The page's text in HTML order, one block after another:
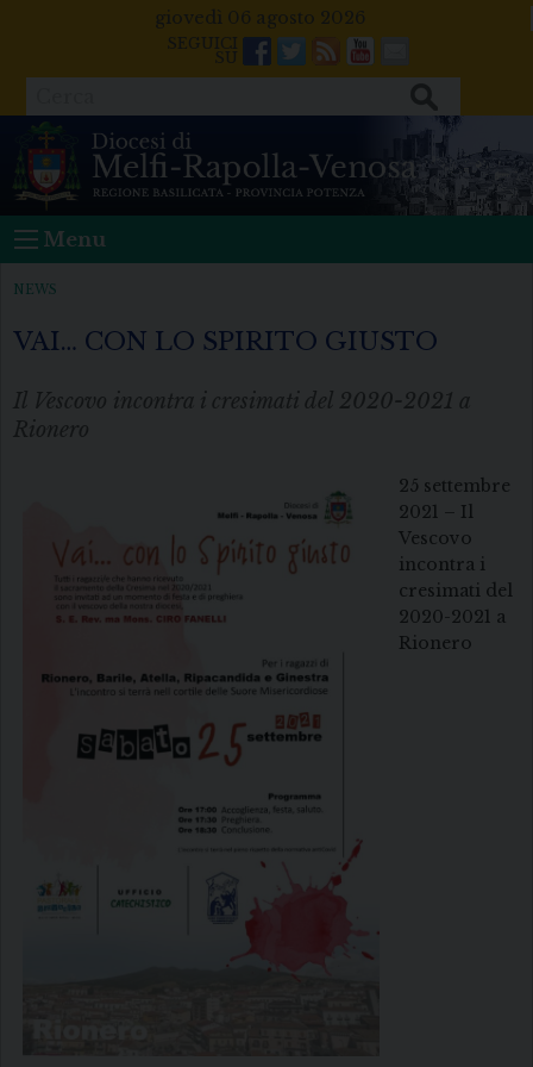
giovedì 06 agosto 2026
Facebook
Twitter
FeedsYoutube
Mail
Menu
NEWS
VAI… CON LO SPIRITO GIUSTO
Il Vescovo incontra i cresimati del 2020-2021 a
Rionero
25 settembre
2021 – Il
Vescovo
incontra i
cresimati del
2020-2021 a
Rionero